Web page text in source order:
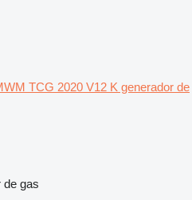
TCG 2020 V12 K generador de
de gas